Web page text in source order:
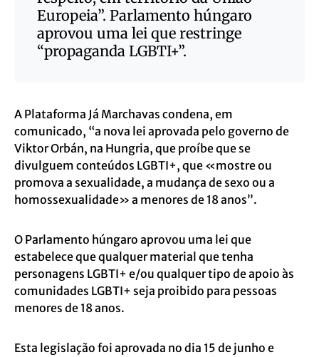
Europeia”. Parlamento húngaro
aprovou uma lei que restringe
“propaganda LGBTI+”.
A Plataforma Já Marchavas condena, em
comunicado, “a nova lei aprovada pelo governo de
Viktor Orbán, na Hungria, que proíbe que se
divulguem conteúdos LGBTI+, que «mostre ou
promova a sexualidade, a mudança de sexo ou a
homossexualidade» a menores de 18 anos”.
O Parlamento húngaro aprovou uma lei que
estabelece que qualquer material que tenha
personagens LGBTI+ e/ou qualquer tipo de apoio às
comunidades LGBTI+ seja proibido para pessoas
menores de 18 anos.
Esta legislação foi aprovada no dia 15 de junho e